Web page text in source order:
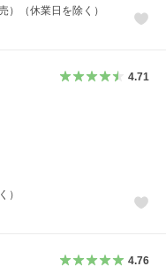
）（休業日を除く）
4.71
）
4.76